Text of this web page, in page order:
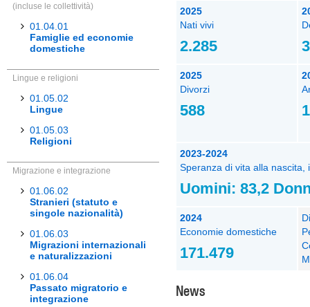
(incluse le collettività)
01.04.01
Famiglie ed economie
domestiche
Lingue e religioni
01.05.02
Lingue
01.05.03
Religioni
Migrazione e integrazione
01.06.02
Stranieri (statuto e
singole nazionalità)
01.06.03
Migrazioni internazionali
e naturalizzazioni
01.06.04
Passato migratorio e
integrazione
2025
Nati vivi
2.285
2025
Divorzi
588
2023-2024
Speranza di vita alla nascita,
Uomini: 83,2
2024
Economie domestiche
171.479
News